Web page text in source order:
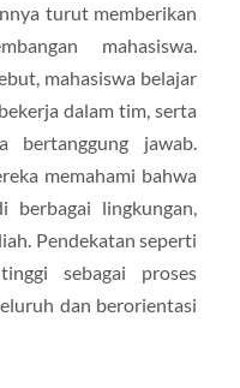
turut memberikan
mahasiswa.
mahasiswa belajar
dalam tim, serta
bertanggung jawab.
memahami bahwa
berbagai lingkungan,
Pendekatan seperti
sebagai proses
dan berorientasi